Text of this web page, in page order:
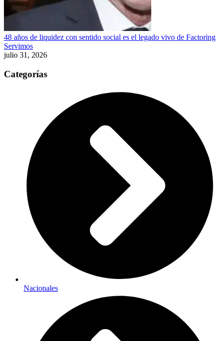
48 años de liquidez con sentido social es el legado vivo de Factoring
Servimos
julio 31, 2026
Categorías
Nacionales